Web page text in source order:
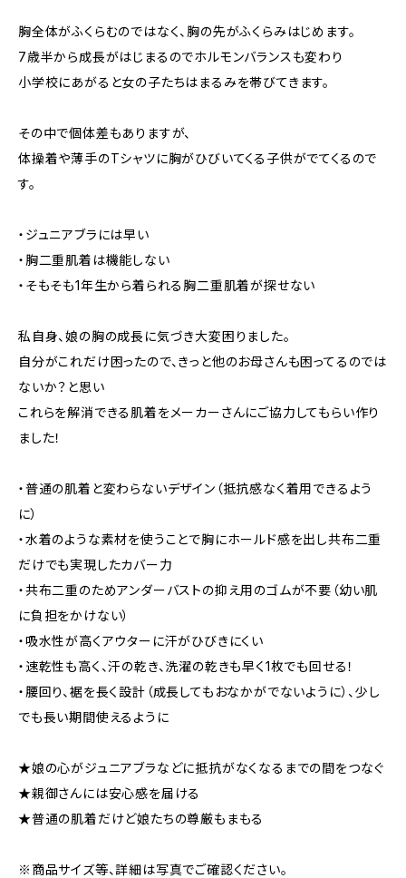
胸全体がふくらむのではなく、胸の先がふくらみはじめます。
7歳半から成長がはじまるのでホルモンバランスも変わり
小学校にあがると女の子たちはまるみを帯びてきます。
その中で個体差もありますが、
体操着や薄手のTシャツに胸がひびいてくる子供がでてくるので
す。
・ジュニアブラには早い
・胸二重肌着は機能しない
・そもそも1年生から着られる胸二重肌着が探せない
私自身、娘の胸の成長に気づき大変困りました。
自分がこれだけ困ったので、きっと他のお母さんも困ってるのでは
ないか？と思い
これらを解消できる肌着をメーカーさんにご協力してもらい作り
ました！
・普通の肌着と変わらないデザイン（抵抗感なく着用できるよう
に）
・水着のような素材を使うことで胸にホールド感を出し共布二重
だけでも実現したカバー力
・共布二重のためアンダーバストの抑え用のゴムが不要（幼い肌
に負担をかけない）
・吸水性が高くアウターに汗がひびきにくい
・速乾性も高く、汗の乾き、洗濯の乾きも早く1枚でも回せる！
・腰回り、裾を長く設計（成長してもおなかがでないように）、少し
でも長い期間使えるように
★娘の心がジュニアブラなどに抵抗がなくなるまでの間をつなぐ
★親御さんには安心感を届ける
★普通の肌着だけど娘たちの尊厳もまもる
※商品サイズ等、詳細は写真でご確認ください。